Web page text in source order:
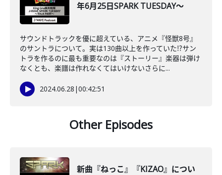
年6月25日SPARK TUESDAY～
サウンドトラックを優に超えている、アニメ『怪獣8号』
のサントラについて。実は130曲以上を作っていた⁉サン
トラを作るのに最も重要なのは『ストーリー』楽器は弾け
なくとも、楽譜は作れなくてはいけないさらに...
2024.06.28 |00:42:51
Other Episodes
新曲『ねっこ』『KIZAO』につい